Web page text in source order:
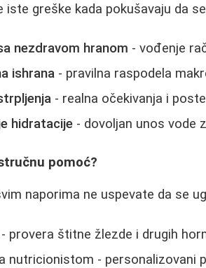
iste greške kada pokušavaju da
nezdravom hranom - vođenje
ishrana - pravilna raspodela
- realna očekivanja i
hidratacije - dovoljan unos vode
pomoć?
naporima ne uspevate da se
provera štitne žlezde i drugih
nutricionistom - personalizovani